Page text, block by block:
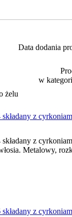
Data dodania
w
żelu
składany z
składany z
Metalowy,
z